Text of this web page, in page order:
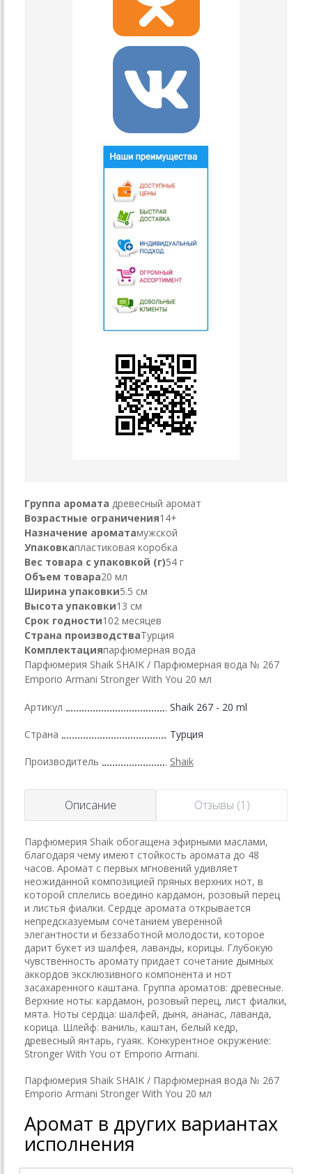
Группа аромата древесный аромат
Возрастные ограничения14+
Назначение ароматамужской
Упаковкапластиковая коробка
Вес товара с упаковкой (г)54 г
Объем товара20 мл
Ширина упаковки5.5 см
Высота упаковки13 см
Срок годности102 месяцев
Страна производстваТурция
Комплектацияпарфюмерная вода
Парфюмерия Shaik SHAIK / Парфюмерная вода № 267
Emporio Armani Stronger With You 20 мл
Артикул Shaik 267 - 20 ml
Страна Турция
Производитель Shaik
Описание Отзывы (1)
Парфюмерия Shaik обогащена эфирными маслами,
благодаря чему имеют стойкость аромата до 48
часов. Аромат с первых мгновений удивляет
неожиданной композицией пряных верхних нот, в
которой сплелись воедино кардамон, розовый перец
и листья фиалки. Сердце аромата открывается
непредсказуемым сочетанием уверенной
элегантности и беззаботной молодости, которое
дарит букет из шалфея, лаванды, корицы. Глубокую
чувственность аромату придает сочетание дымных
аккордов эксклюзивного компонента и нот
засахаренного каштана. Группа ароматов: древесные.
Верхние ноты: кардамон, розовый перец, лист фиалки,
мята. Ноты сердца: шалфей, дыня, ананас, лаванда,
корица. Шлейф: ваниль, каштан, белый кедр,
древесный янтарь, гуаяк. Конкурентное окружение:
Stronger With You от Emporio Armani.
Парфюмерия Shaik SHAIK / Парфюмерная вода № 267
Emporio Armani Stronger With You 20 мл
Аромат в других вариантах
исполнения